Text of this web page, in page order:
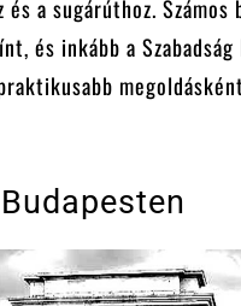
a sugárúthoz. Számos
és inkább a Szabadság